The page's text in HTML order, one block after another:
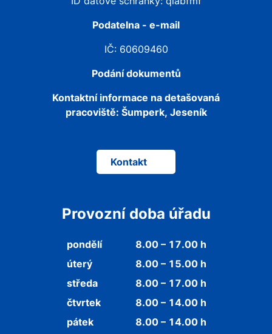
Podatelna - e-mail
IČ: 60609460
Podání dokumentů
Kontaktní informace na detašovaná
pracoviště: Šumperk, Jeseník
Kontakt
Provozní doba úřadu
pondělí
8.00 – 17.00 h
úterý
8.00 – 15.00 h
středa
8.00 – 17.00 h
čtvrtek
8.00 – 14.00 h
pátek
8.00 – 14.00 h